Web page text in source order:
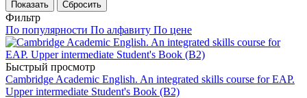
Сбросить
Фильтр
По популярности По алфавиту По цене
Быстрый просмотр
Cambridge Academic English. An integrated skills course for EAP.
Upper intermediate Student's Book (B2)